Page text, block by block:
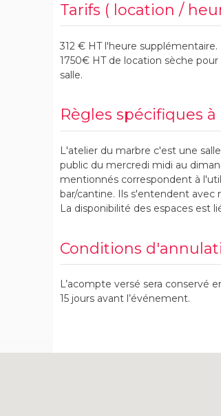
Tarifs ( location /
312 € HT l'heure supplémentaire.
1750€ HT de location sèche
salle.
Règles spécifiques
L'atelier du marbre c'est une
public du mercredi midi au
mentionnés correspondent à
bar/cantine. Ils s'entendent avec
La disponibilité des espaces est
Conditions
L’acompte versé sera conservé
15 jours avant l’événement.